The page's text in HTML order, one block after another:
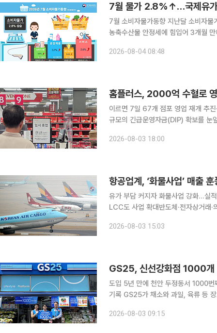
7월 물가 2.8%↑…국제유가
7월 소비자물가동향 지난달 소비자물가 상승률이 국제유가 상승세 둔화와 석유 최고가격제 지속,
농축수산물 안정세에 힘입어 3개월
동향'에 따르면 지난달 소비자물가
2026-08-04 08:48
홈플러스, 2000억 수혈로
이르면 7일 67개 점포 영업 재개 추진상품 공급
규모의 긴급운영자금(DIP) 확보를 눈
다시 열 전망이다. 다만 영업 재개가
2026-08-03 18:00
항공업계, ‘화물사업’ 매출
유가 부담 커지자 화물사업 강화…실
LCC도 사업 확대반도체·전자상거래·의약품
워 수익성 방어에 나서고 있다. 국제
2026-08-03 15:03
GS25, 신선강화점 1000개
도입 5년 만에 천안 두정동서 1000번
기록 GS25가 채소와 과일, 육류 등 장보기 상품을 확대한 신선강화형 매장 1000호점을 열었다.
상 높았고, 올해 상반기 신선식품 매
2026-08-03 09:15